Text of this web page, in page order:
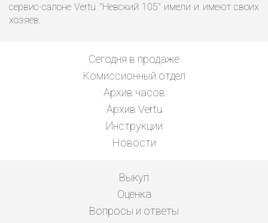
сервис-салоне Vertu "Невский 105" имели и имеют своих
хозяев.
Сегодня в продаже
Комиссионный отдел
Архив часов
Архив Vertu
Инструкции
Новости
Выкуп
Оценка
Вопросы и ответы